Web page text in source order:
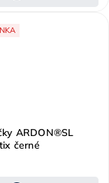
ARDON®SL
černé